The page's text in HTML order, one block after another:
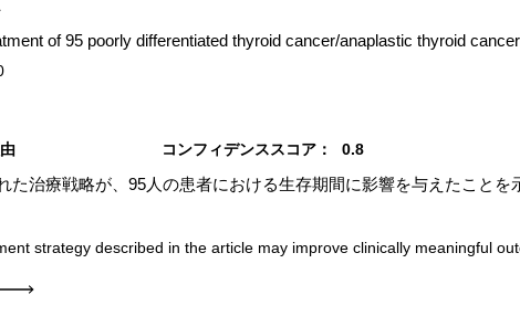
of 95 poorly differentiated thyroid cancer/anaplastic thyroid
コンフィデンススコア： 0.8
た治療戦略が、95人の患者における生存期間に影響を与えたことを
strategy described in the article may improve clinically meaningful